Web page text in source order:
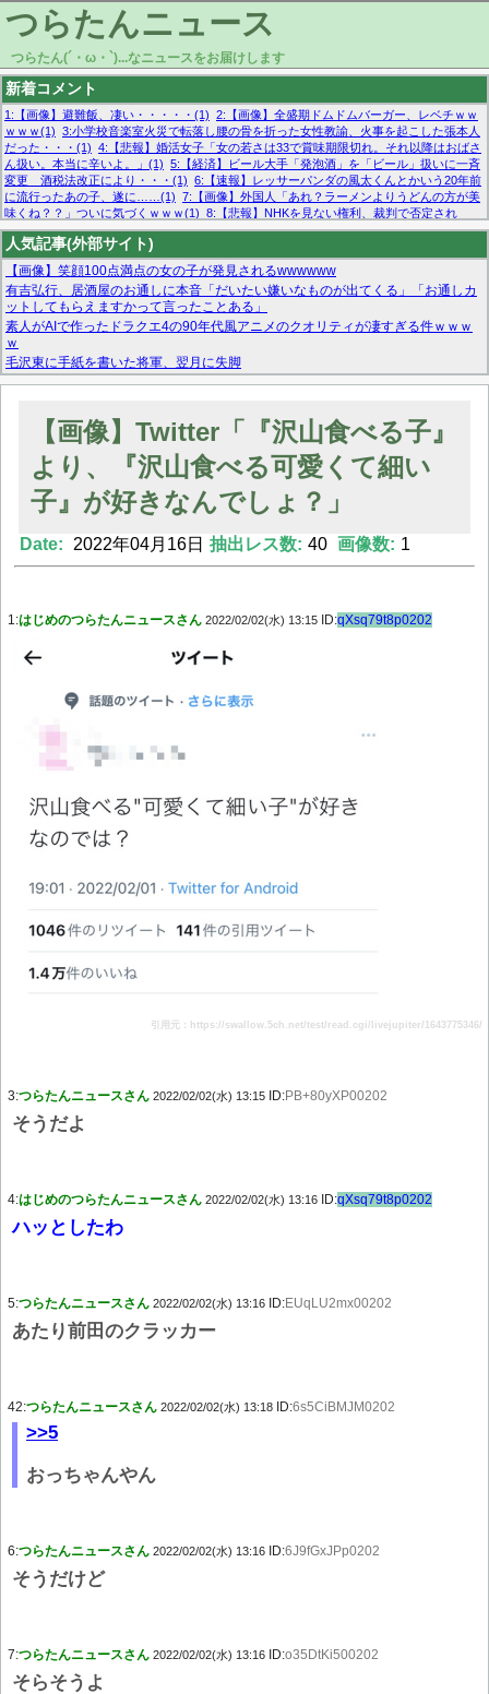
つらたんニュース
つらたん(´・ω・`)...なニュースをお届けします
新着コメント
1:【画像】避難飯、凄い・・・・・(1) 2:【画像】全盛期ドムドムバーガー、レベチｗｗ
ｗｗｗ(1) 3:小学校音楽室火災で転落し腰の骨を折った女性教諭、火事を起こした張本人
だった・・・(1) 4:【悲報】婚活女子「女の若さは33で賞味期限切れ。それ以降はおばさ
ん扱い。本当に辛いよ。」(1) 5:【経済】ビール大手「発泡酒」を「ビール」扱いに一斉
変更 酒税法改正により・・・(1) 6:【速報】レッサーパンダの風太くんとかいう20年前
に流行ったあの子、遂に……(1) 7:【画像】外国人「あれ？ラーメンよりうどんの方が美
味くね？？」ついに気づくｗｗｗ(1) 8:【悲報】NHKを見ない権利、裁判で否定され
る・・・(1) 9:欧州委員長「原発縮小は間違いでした」(1) 10:【悲報】日本企業の人手不
足、限界突破 52%「正社員も足りてません…」(1)
人気記事(外部サイト)
【画像】笑顔100点満点の女の子が発見されるwwwwww
有吉弘行、居酒屋のお通しに本音「だいたい嫌いなものが出てくる」「お通しカ
ットしてもらえますかって言ったことある」
素人がAIで作ったドラクエ4の90年代風アニメのクオリティが凄すぎる件ｗｗｗ
ｗ
毛沢東に手紙を書いた将軍、翌月に失脚
マーベル帝国、まさかの反省！？『サンダーボルツ』の高評価は本物か？ディズ
【モー娘。石田亜佑美】ファーストテイク出演も新規獲得ならず？北川莉央が1
【画像あり】FacebookとかTwitterで拾ったエロ画像貼ってくよ
【画像】Twitter「『沢山食べる子』
より、『沢山食べる可愛くて細い
子』が好きなんでしょ？」
Date: 2022年04月16日 抽出レス数: 40 画像数: 1
1:はじめのつらたんニュースさん 2022/02/02(水) 13:15 ID:qXsq79t8p0202
引用元：https://swallow.5ch.net/test/read.cgi/livejupiter/1643775346/
3:つらたんニュースさん 2022/02/02(水) 13:15 ID:PB+80yXP00202
そうだよ
4:はじめのつらたんニュースさん 2022/02/02(水) 13:16 ID:qXsq79t8p0202
ハッとしたわ
5:つらたんニュースさん 2022/02/02(水) 13:16 ID:EUqLU2mx00202
あたり前田のクラッカー
42:つらたんニュースさん 2022/02/02(水) 13:18 ID:6s5CiBMJM0202
>>5
おっちゃんやん
6:つらたんニュースさん 2022/02/02(水) 13:16 ID:6J9fGxJPp0202
そうだけど
7:つらたんニュースさん 2022/02/02(水) 13:16 ID:o35DtKi500202
そらそうよ